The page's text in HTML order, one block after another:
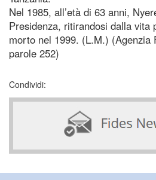
Nel 1985, all’età di 63 anni,
Presidenza, ritirandosi dalla vita
morto nel 1999. (L.M.) (Agenzia
parole 252)
Condividi: